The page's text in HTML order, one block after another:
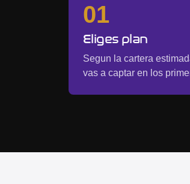
01
Eliges plan
Segun la cartera
vas a captar en los